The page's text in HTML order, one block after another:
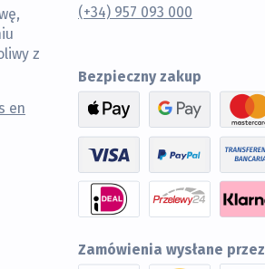
z
en
(+34) 957 093 000
Bezpieczny zakup
Zamówienia wysłane przez